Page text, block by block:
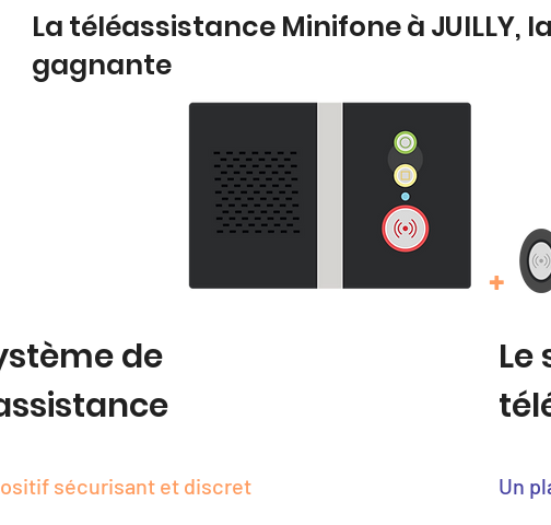
La téléassistance Minifone à JUILLY,
gagnante
de
sécurisant et discret
+
Le
Un